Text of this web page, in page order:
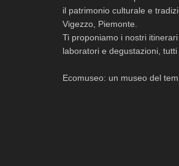
il patrimonio culturale e
Vigezzo, Piemonte.
Ti proponiamo i nostri
laboratori e degustazioni,
Ecomuseo: un museo del